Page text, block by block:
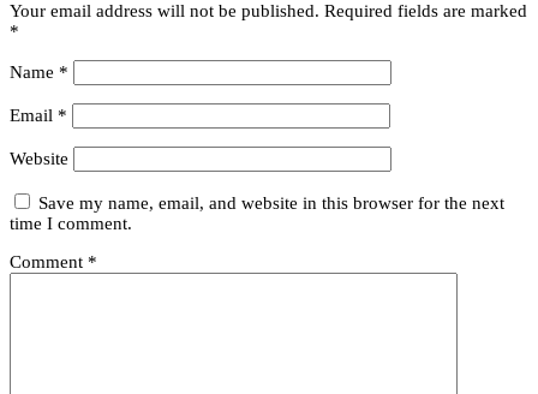
Your email address will not be published. Required fields are marked
*
Name *
Email *
Website
Save my name, email, and website in this browser for the next
time I comment.
Comment *